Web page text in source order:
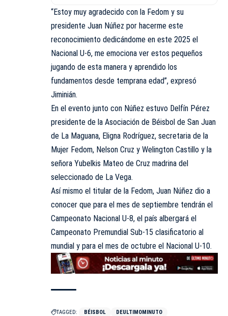
“Estoy muy agradecido con la Fedom y su
presidente Juan Núñez por hacerme este
reconocimiento dedicándome en este 2025 el
Nacional U-6, me emociona ver estos pequeños
jugando de esta manera y aprendido los
fundamentos desde temprana edad”, expresó
Jiminián.
En el evento junto con Núñez estuvo Delfín Pérez
presidente de la Asociación de Béisbol de San Juan
de La Maguana, Eligna Rodríguez, secretaria de la
Mujer Fedom, Nelson Cruz y Welington Castillo y la
señora Yubelkis Mateo de Cruz madrina del
seleccionado de La Vega.
Así mismo el titular de la Fedom, Juan Núñez dio a
conocer que para el mes de septiembre tendrán el
Campeonato Nacional U-8, el país albergará el
Campeonato Premundial Sub-15 clasificatorio al
mundial y para el mes de octubre el Nacional U-10.
TAGGED: BÉISBOL
DEULTIMOMINUTO